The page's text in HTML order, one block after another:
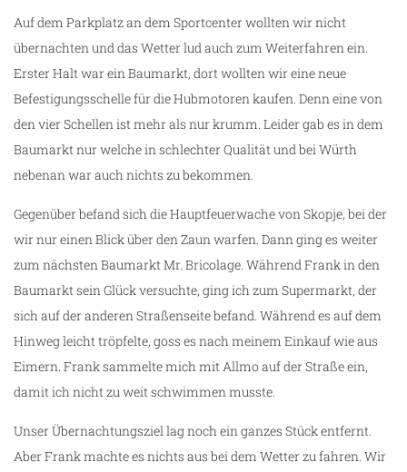
Auf dem Parkplatz an dem Sportcenter wollten wir nicht
übernachten und das Wetter lud auch zum Weiterfahren ein.
Erster Halt war ein Baumarkt, dort wollten wir eine neue
Befestigungsschelle für die Hubmotoren kaufen. Denn eine von
den vier Schellen ist mehr als nur krumm. Leider gab es in dem
Baumarkt nur welche in schlechter Qualität und bei Würth
nebenan war auch nichts zu bekommen.
Gegenüber befand sich die Hauptfeuerwache von Skopje, bei der
wir nur einen Blick über den Zaun warfen. Dann ging es weiter
zum nächsten Baumarkt Mr. Bricolage. Während Frank in den
Baumarkt sein Glück versuchte, ging ich zum Supermarkt, der
sich auf der anderen Straßenseite befand. Während es auf dem
Hinweg leicht tröpfelte, goss es nach meinem Einkauf wie aus
Eimern. Frank sammelte mich mit Allmo auf der Straße ein,
damit ich nicht zu weit schwimmen musste.
Unser Übernachtungsziel lag noch ein ganzes Stück entfernt.
Aber Frank machte es nichts aus bei dem Wetter zu fahren. Wir